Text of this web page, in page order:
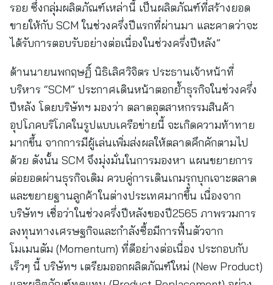
รอย ซึ่งกลุ่มผลิตภัณฑ์เหล่านี้ เป็นผลิตภัณฑ์ที่สร้างยอด
ขายให้กับ SCM ในช่วงครึ่งปีแรกที่ผ่านมา และคาดว่าจะ
ได้รับการตอบรับอย่างต่อเนื่องในช่วงครึ่งปีหลัง”
ด้านนายนพกฤษฏิ์ นิธิเลิศวิจิตร ประธานเจ้าหน้าที่
บริหาร “SCM” ประกาศเดินหน้าตอกย้ำธุรกิจในช่วงครึ่ง
ปีหลัง โดยบริษัทฯ มองว่า ตลาดอุตสาหกรรมสินค้า
อุปโภคบริโภคในรูปแบบเครือข่ายนี้ จะเกิดความท้าทาย
มากขึ้น จากการมีผู้เล่นเพิ่มส่งผลให้ตลาดคึกคักตามไป
ด้วย ดังนั้น SCM จึงมุ่งมั่นในการมองหา แผนขยายการ
ต่อยอดผ่านธุรกิจเดิม ควบคู่การเดินเกมรุกบุกเจาะตลาด
และขยายฐานลูกค้าในต่างประเทศมากขึ้น เนื่องจาก
บริษัทฯ เชื่อว่าในช่วงครึ่งปีหลังของปี2565 ภาพรวมการ
ลงทุนทางเศรษฐกิจและกำลังซื้อมีการฟื้นตัวจาก
โมเมนตัม (Momentum) ที่ดีอย่างต่อเนื่อง ประกอบกับ
เร็วๆ นี้ บริษัทฯ เตรียมออกผลิตภัณฑ์ใหม่ (New Product)